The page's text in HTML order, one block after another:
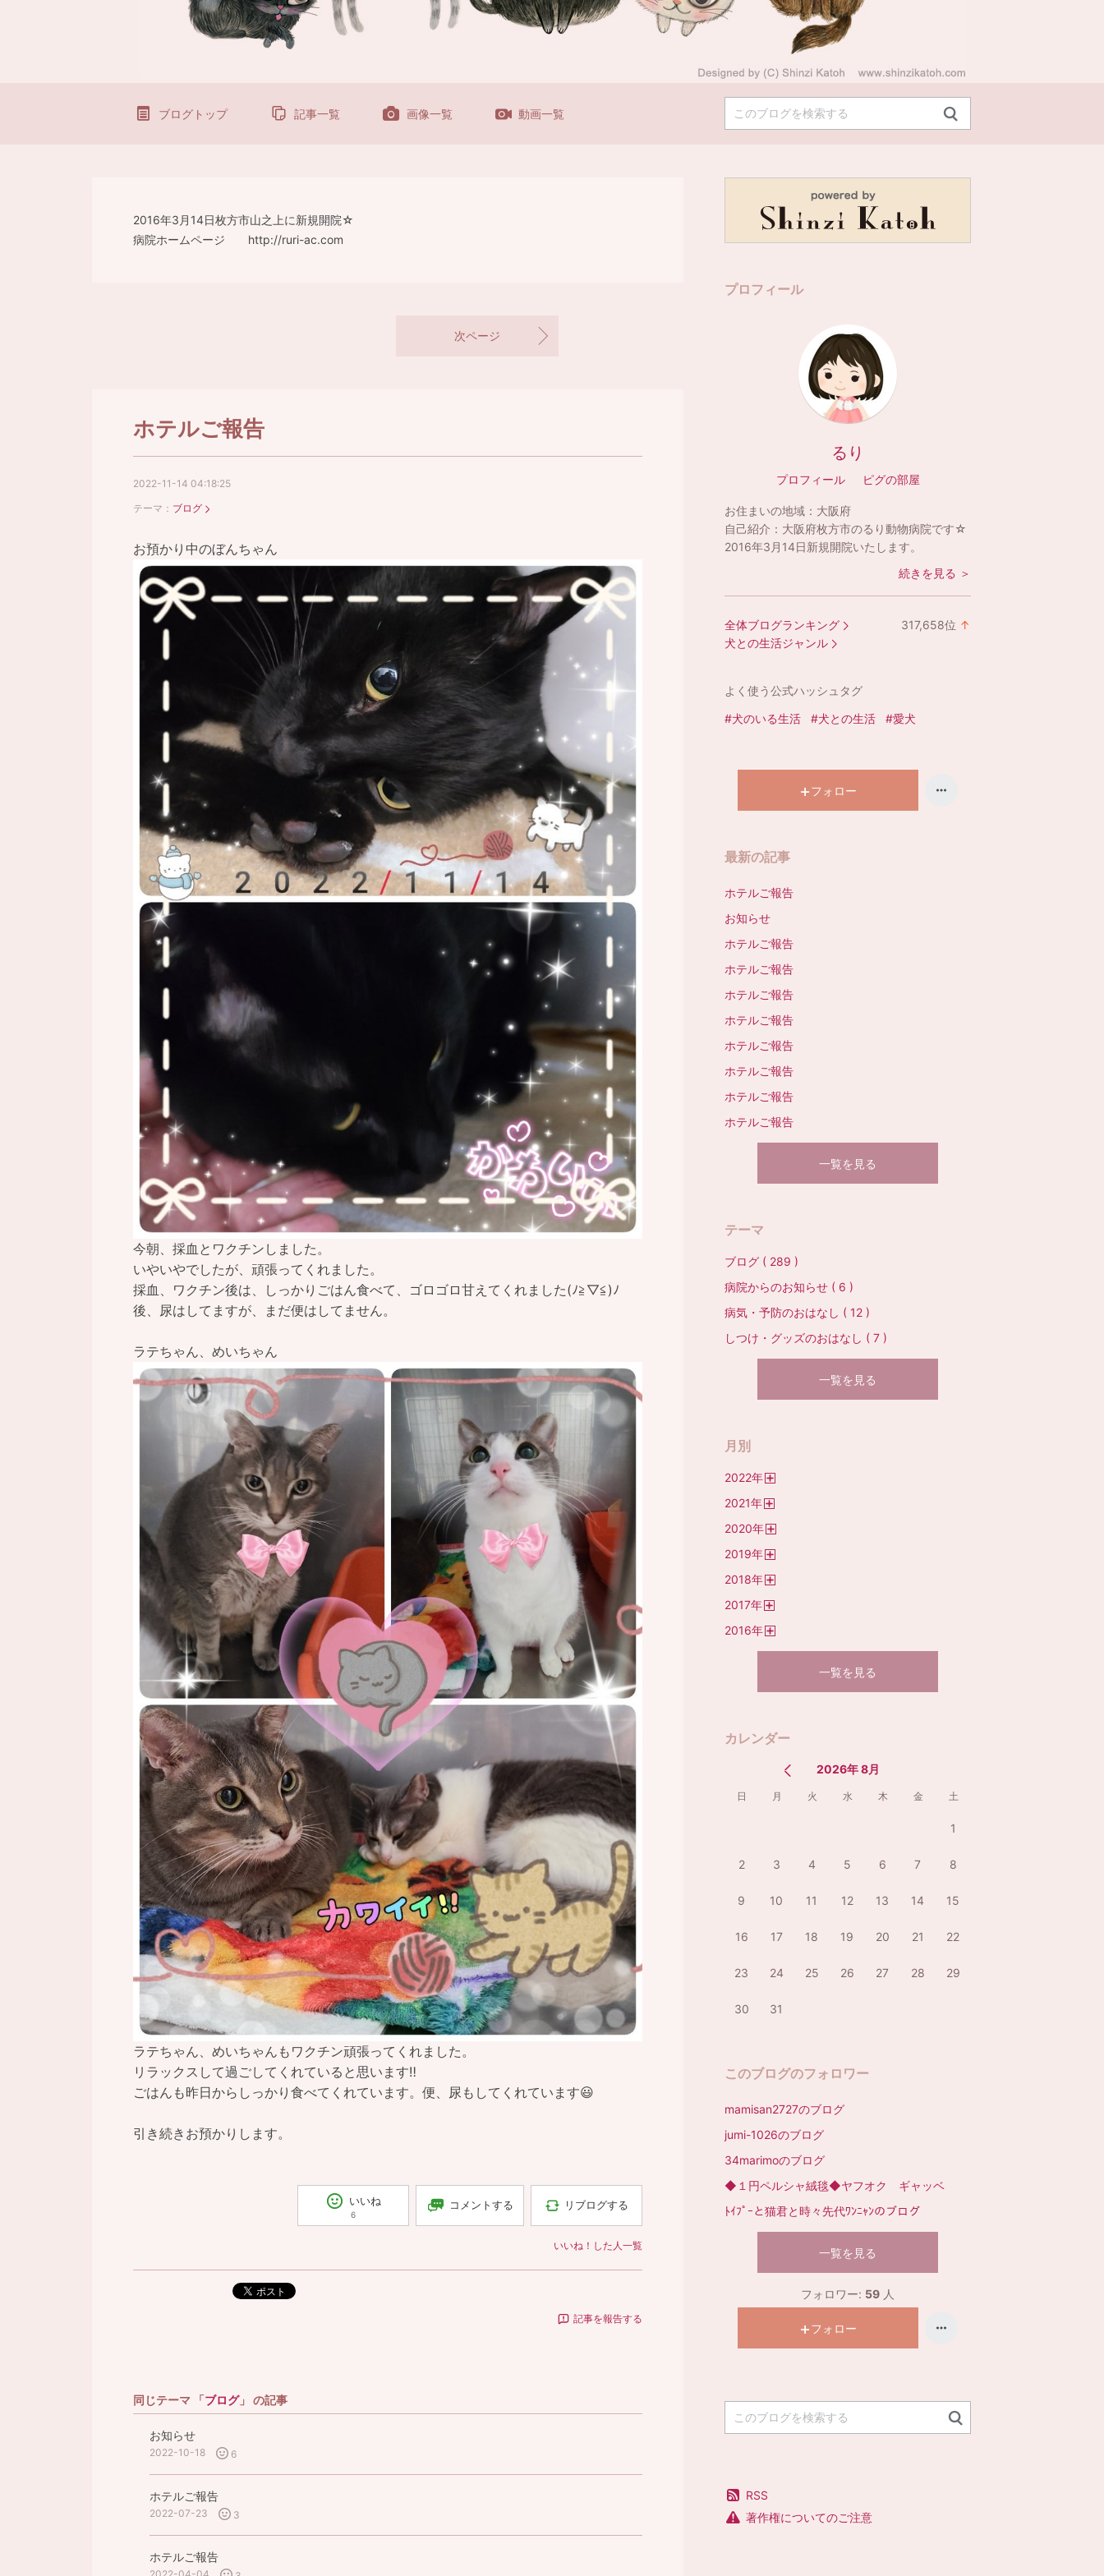
ブログトップ 記事一覧 画像一覧 動画一覧
2016年3月14日枚方市山之上に新規開院☆
病院ホームページ http://ruri-ac.com
次ページ
ホテルご報告
2022-11-14 04:18:25
テーマ： ブログ
お預かり中のぼんちゃん
今朝、採血とワクチンしました。
いやいやでしたが、頑張ってくれました。
採血、ワクチン後は、しっかりごはん食べて、ゴロゴロ甘えてくれました(ﾉ≧▽≦)ﾉ
後、尿はしてますが、まだ便はしてません。
ラテちゃん、めいちゃん
ラテちゃん、めいちゃんもワクチン頑張ってくれました。
リラックスして過ごしてくれていると思います‼️
ごはんも昨日からしっかり食べてくれています。便、尿もしてくれています😃
引き続きお預かりします。
いいね
6
コメントする リブログする
いいね！した人一覧
ポスト
記事を報告する
同じテーマ 「ブログ」 の記事
お知らせ
2022-10-18 6
ホテルご報告
2022-07-23 3
ホテルご報告
プロフィール
るり
プロフィール ピグの部屋
お住まいの地域： 大阪府
自己紹介： 大阪府枚方市のるり動物病院です☆
2016年3月14日新規開院いたします。
続きを見る ＞
全体ブログランキング 317,658位 ↑
犬との生活ジャンル
よく使う公式ハッシュタグ
#犬のいる生活 #犬との生活 #愛犬
フォロー
最新の記事
ホテルご報告
お知らせ
ホテルご報告
ホテルご報告
ホテルご報告
ホテルご報告
ホテルご報告
ホテルご報告
ホテルご報告
ホテルご報告
一覧を見る
テーマ
ブログ ( 289 )
病院からのお知らせ ( 6 )
病気・予防のおはなし ( 12 )
しつけ・グッズのおはなし ( 7 )
一覧を見る
月別
2022年
2021年
2020年
2019年
2018年
2017年
2016年
一覧を見る
カレンダー
2026年 8月
日 月 火 水 木 金 土
1
2 3 4 5 6 7 8
9 10 11 12 13 14 15
16 17 18 19 20 21 22
23 24 25 26 27 28 29
30 31
このブログのフォロワー
mamisan2727のブログ
jumi-1026のブログ
34marimoのブログ
◆１円ペルシャ絨毯◆ヤフオク ギャッベ
ﾄｲﾌﾟｰと猫君と時々先代ﾜﾝﾆｬﾝのブログ
一覧を見る
フォロワー: 59 人
フォロー
RSS
著作権についてのご注意